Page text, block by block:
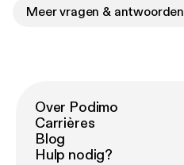
Meer vragen & antwoorden
Over Podimo
Carrières
Blog
Hulp nodig?